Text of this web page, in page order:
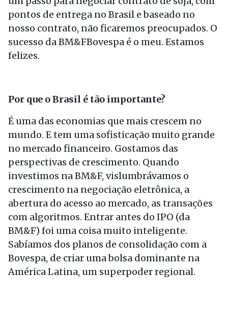
pontos de entrega no Brasil e baseado no
nosso contrato, não ficaremos preocupados. O
sucesso da BM&FBovespa é o meu. Estamos
felizes.
Por que o Brasil é tão importante?
É uma das economias que mais crescem no
mundo. E tem uma sofisticação muito grande
no mercado financeiro. Gostamos das
perspectivas de crescimento. Quando
investimos na BM&F, vislumbrávamos o
crescimento na negociação eletrônica, a
abertura do acesso ao mercado, as transações
com algoritmos. Entrar antes do IPO (da
BM&F) foi uma coisa muito inteligente.
Sabíamos dos planos de consolidação com a
Bovespa, de criar uma bolsa dominante na
América Latina, um superpoder regional.